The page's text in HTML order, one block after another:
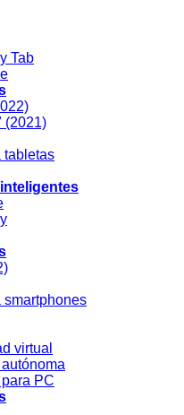
Tab
(2021)
tabletas
smartphones
virtual
PC